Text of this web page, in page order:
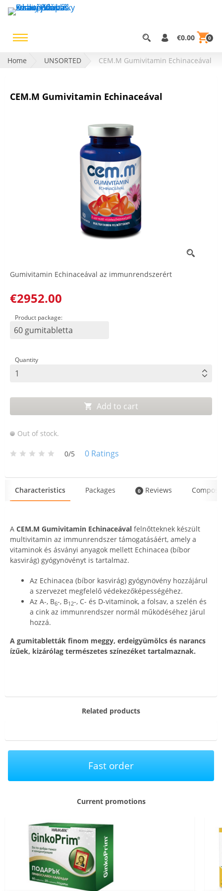
€0.00 0
Home UNSORTED CEM.M Gumivitamin Echinaceával
CEM.M Gumivitamin Echinaceával
Gumivitamin Echinaceával az immunrendszerért
€2952.00
Product package:
60 gumitabletta
Quantity
Add to cart
Out of stock.
0/5 0 Ratings
Characteristics Packages 0 Reviews
A CEM.M Gumivitamin Echinaceával felnőtteknek készült
multivitamin az immunrendszer támogatásáért, amely a
vitaminok és ásványi anyagok mellett Echinacea (bíbor
kasvirág) gyógynövényt is tartalmaz.
Az Echinacea (bíbor kasvirág) gyógynövény hozzájárul
a szervezet megfelelő védekezőképességéhez.
Az A-, B6-, B12-, C- és D-vitaminok, a folsav, a szelén és
a cink az immunrendszer normál működéséhez járul
hozzá.
A gumitabletták finom meggy, erdeigyümölcs és narancs
ízűek, kizárólag természetes színezéket tartalmaznak.
Related products
Fast order
Current promotions